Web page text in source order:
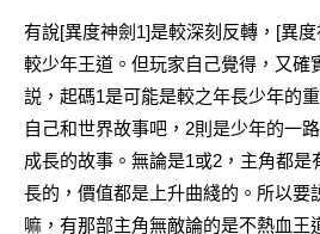
有說[異度神劍1]是較深刻反轉，[異
較少年王道。但玩家自己覺得，又確
説，起碼1是可能是較之年長少年的
自己和世界故事吧，2則是少年的一
成長的故事。無論是1或2，主角都是
長的，價值都是上升曲綫的。所以要
嘛，有那部主角無敵論的是不熱血王